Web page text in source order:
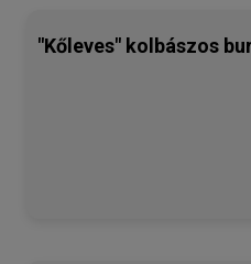
"Kőleves" kolbászos